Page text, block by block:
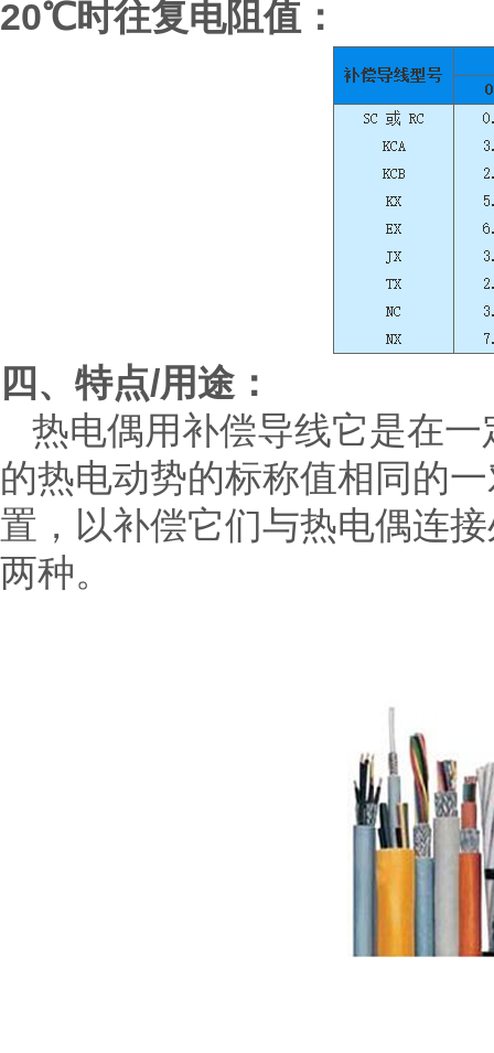
20℃时往复电阻值：
四、特点/用途：
热电偶用补偿导线它是在
的热电动势的标称值相同的
置，以补偿它们与热电偶连
两种。